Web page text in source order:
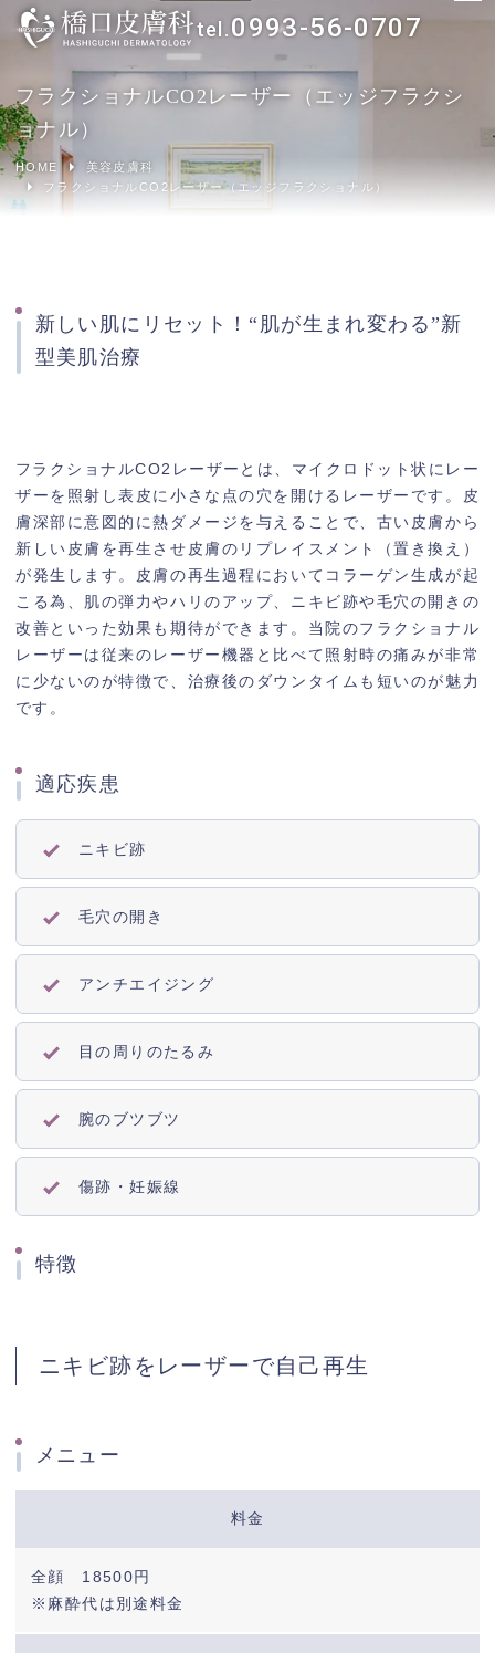
0993-56-0707
一般皮膚科
アトピー性皮膚炎でお悩みの方へ
美容皮膚科
お悩みから探す
スキンケア商品
クリニック紹介
採用情報
フラクショナルCO2レーザー（エッジフラクシ
ョナル）
HOME
美容皮膚科
フラクショナルCO2レーザー（エッジフラクショナル）
新しい肌にリセット！“肌が生まれ変わる”新
型美肌治療
フラクショナルCO2レーザーとは、マイクロドット状にレー
ザーを照射し表皮に小さな点の穴を開けるレーザーです。皮
膚深部に意図的に熱ダメージを与えることで、古い皮膚から
新しい皮膚を再生させ皮膚のリプレイスメント（置き換え）
が発生します。皮膚の再生過程においてコラーゲン生成が起
こる為、肌の弾力やハリのアップ、ニキビ跡や毛穴の開きの
改善といった効果も期待ができます。当院のフラクショナル
レーザーは従来のレーザー機器と比べて照射時の痛みが非常
に少ないのが特徴で、治療後のダウンタイムも短いのが魅力
です。
適応疾患
ニキビ跡
毛穴の開き
アンチエイジング
目の周りのたるみ
腕のブツブツ
傷跡・妊娠線
特徴
ニキビ跡をレーザーで自己再生
メニュー
料金
全顔 18500円
※麻酔代は別途料金